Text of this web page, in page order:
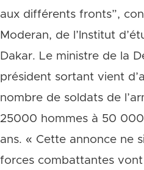
aux différents fronts”,
Moderan, de l’Institut
Dakar. Le ministre de la
président sortant vient
nombre de soldats de
25000 hommes à 50 000
ans. « Cette annonce ne
forces combattantes